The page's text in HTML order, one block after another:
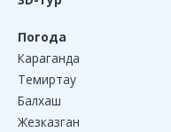
Погода
Караганда
Темиртау
Балхаш
Жезказган